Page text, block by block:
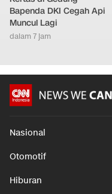
Bapenda DKI Cegah Api
Muncul Lagi
dalam 7 jam
Nasional
Otomotif
Hiburan